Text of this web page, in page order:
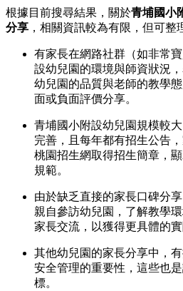
根據目前搜尋結果，關於青埔國小
分享 ，相關資訊較為有限，但可整
有家長在網路社群（如非常
設幼兒園的環境與師資狀況
幼兒園的品質與老師的教學
面或負面評價分享。
青埔國小附設幼兒園規模較
完善，且每年都有招生公告
桃園招生網取得招生簡章，
規範。
由於缺乏直接的家長口碑分
親自參訪幼兒園，了解教學
家長交流，以獲得更具體的實
其他幼兒園的家長分享中，
安全管理的重要性，這些也
標。